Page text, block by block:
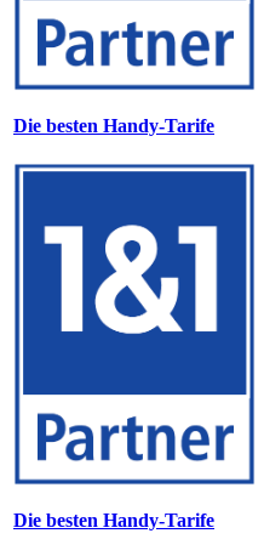
Die besten Handy-Tarife
Die besten Handy-Tarife